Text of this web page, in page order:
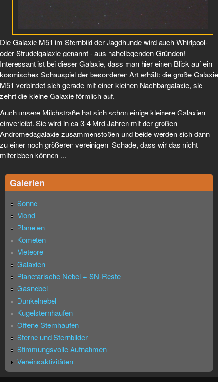
Die Galaxie M51 im Sternbild der Jagdhunde wird auch Whirlpool-
oder Strudelgalaxie genannt - aus naheliegenden Gründen!
Interessant ist bei dieser Galaxie, dass man hier einen Blick auf ein
kosmisches Schauspiel der besonderen Art erhält: die große Galaxie
M51 verbindet sich gerade mit einer kleinen Nachbargalaxie, sie
zehrt die kleine Galaxie förmlich auf.
Auch unsere Milchstraße hat sich schon einige kleinere Galaxien
einverleibt. Sie wird in ca 3-4 Mrd Jahren mit der großen
Andromedagalaxie zusammenstoßen und beide werden sich dann
zu einer noch größeren vereinigen. Schade, dass wir das nicht
miterleben können ...
Galerien
Sonne
Mond
Planeten
Kometen
Meteore
Galaxien
Planetarische Nebel + SN-Reste
Gasnebel
Dunkelnebel
Kugelsternhaufen
Offene Sternhaufen
Sterne und Sternbilder
Stimmungsvolle Aufnahmen
Vereinsaktivitäten